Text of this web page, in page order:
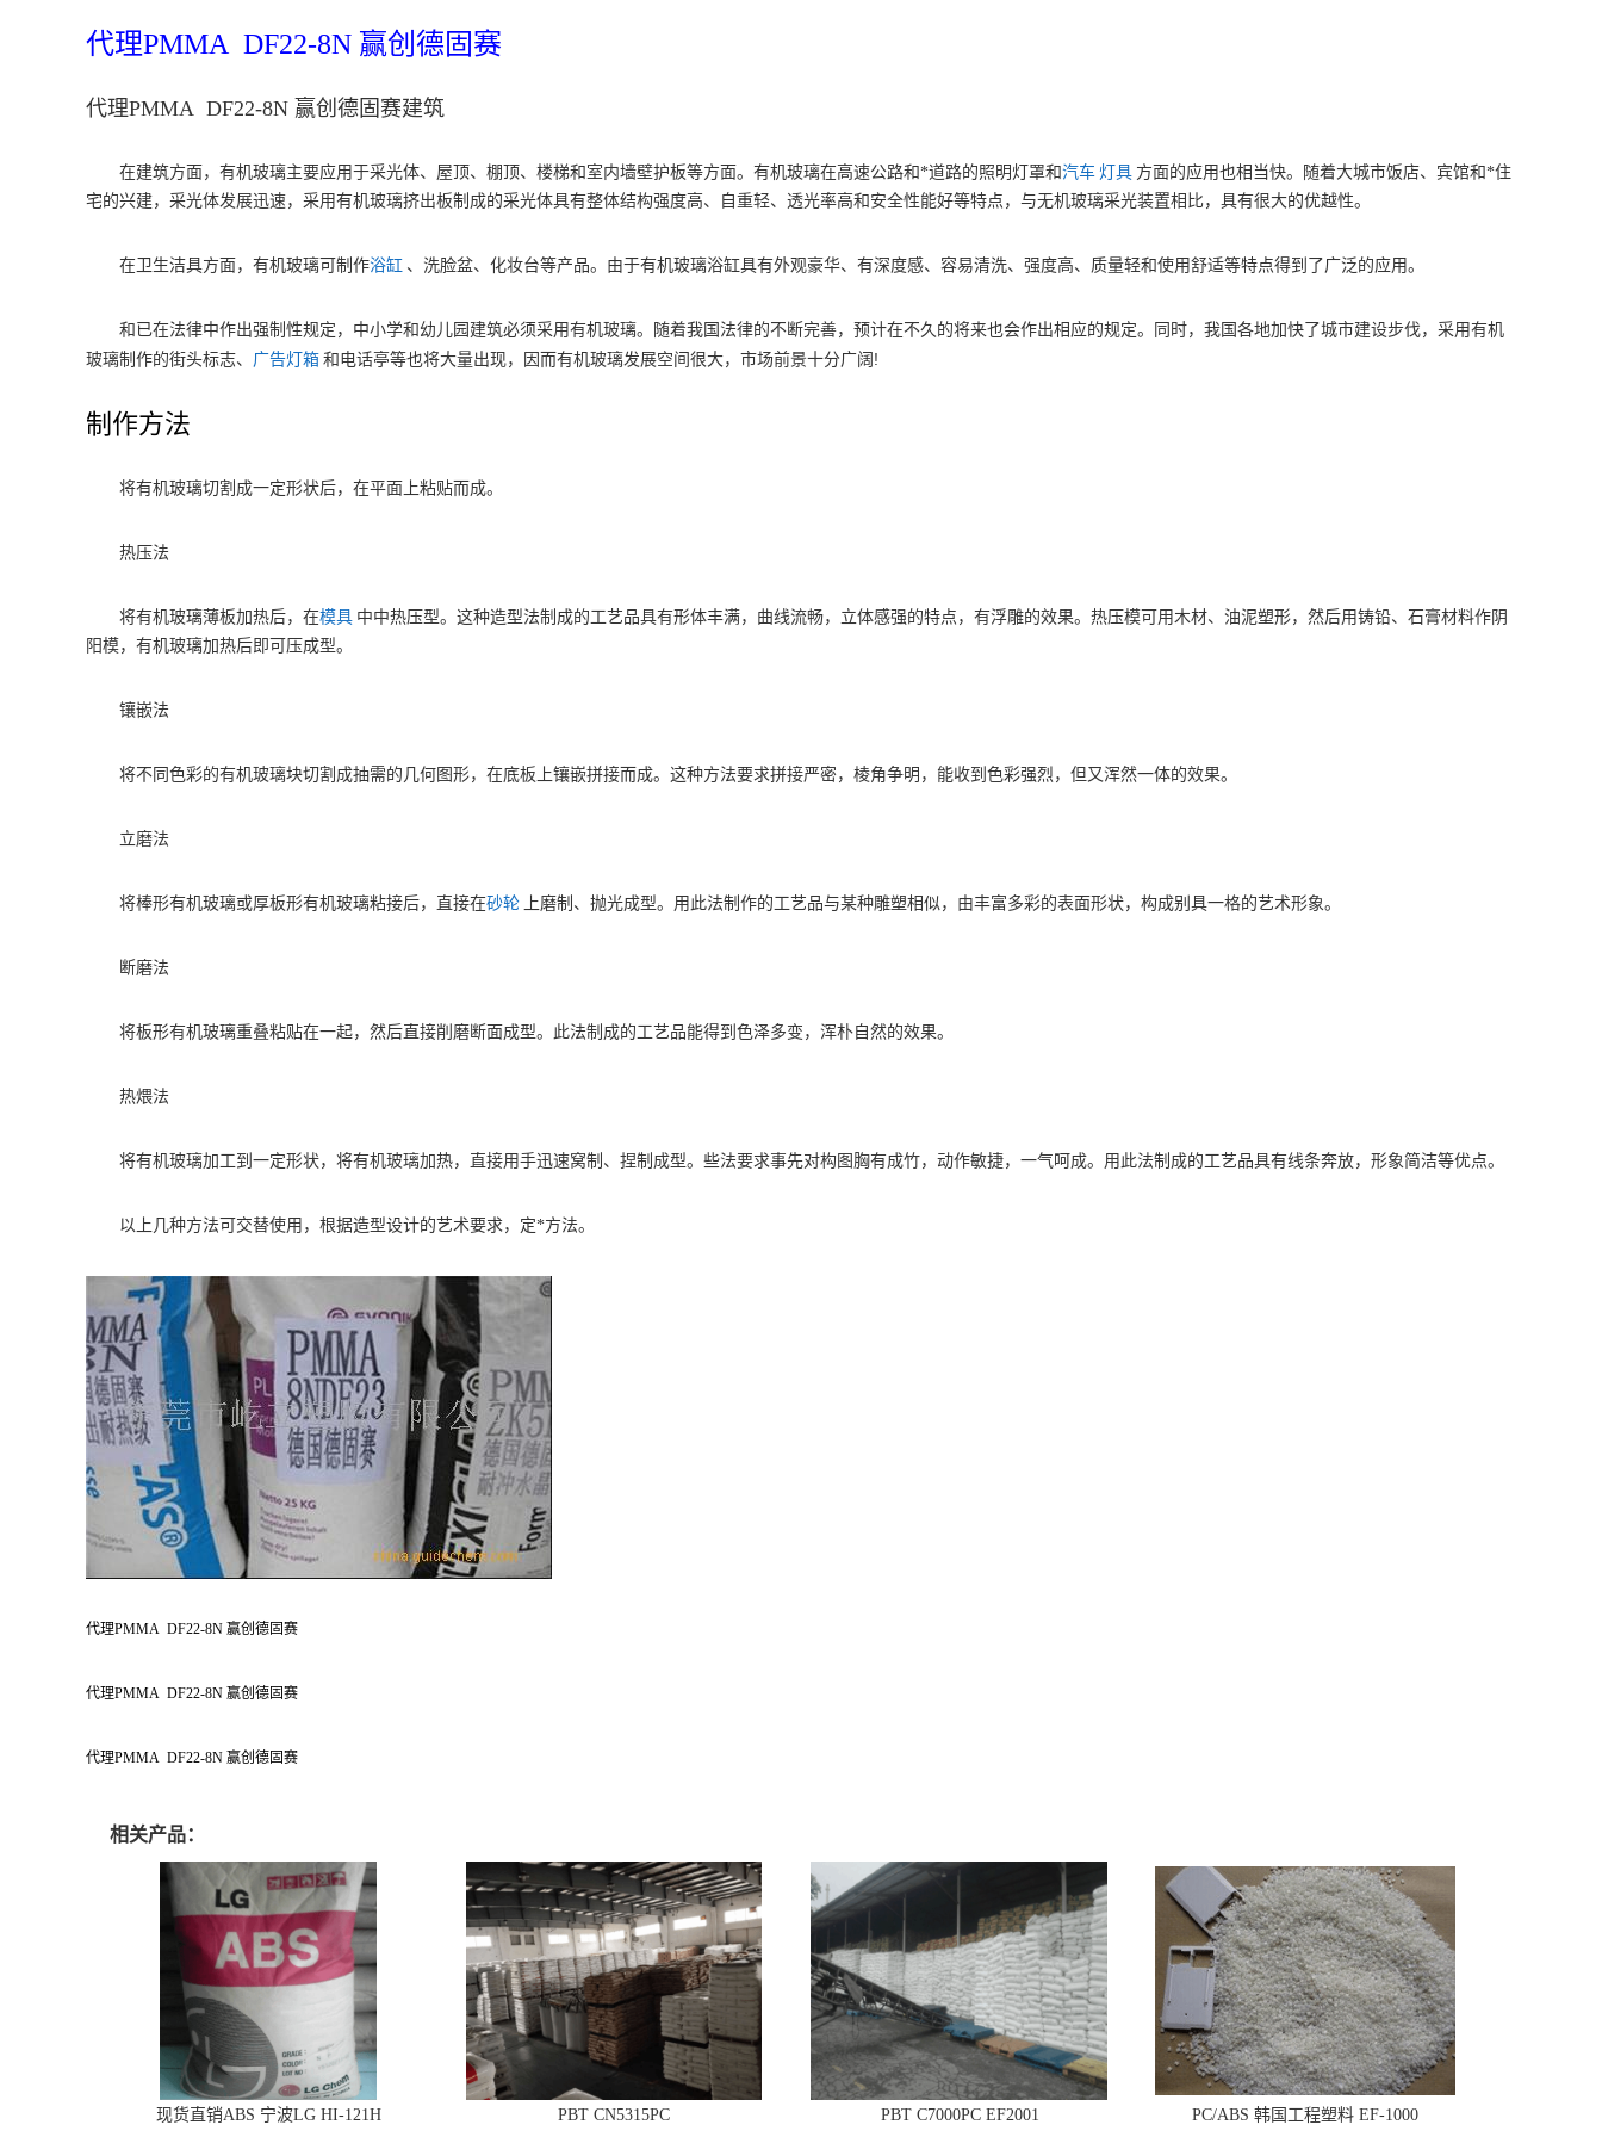
代理PMMA DF22-8N 赢创德固赛
代理PMMA DF22-8N 赢创德固赛建筑
在建筑方面，有机玻璃主要应用于采光体、屋顶、棚顶、楼梯和室内墙壁护板等方面。有机玻璃在高速公路和*道路的照明灯罩和汽车 灯具 方面的应用也相当快。随着大城市饭店、宾馆和*住
宅的兴建，采光体发展迅速，采用有机玻璃挤出板制成的采光体具有整体结构强度高、自重轻、透光率高和安全性能好等特点，与无机玻璃采光装置相比，具有很大的优越性。
在卫生洁具方面，有机玻璃可制作浴缸 、洗脸盆、化妆台等产品。由于有机玻璃浴缸具有外观豪华、有深度感、容易清洗、强度高、质量轻和使用舒适等特点得到了广泛的应用。
和已在法律中作出强制性规定，中小学和幼儿园建筑必须采用有机玻璃。随着我国法律的不断完善，预计在不久的将来也会作出相应的规定。同时，我国各地加快了城市建设步伐，采用有机
玻璃制作的街头标志、 广告灯箱 和电话亭等也将大量出现，因而有机玻璃发展空间很大，市场前景十分广阔 !
制作方法
将有机玻璃切割成一定形状后，在平面上粘贴而成。
热压法
将有机玻璃薄板加热后，在模具 中中热压型。这种造型法制成的工艺品具有形体丰满，曲线流畅，立体感强的特点，有浮雕的效果。热压模可用木材、油泥塑形，然后用铸铅、石膏材料作阴
阳模，有机玻璃加热后即可压成型。
镶嵌法
将不同色彩的有机玻璃块切割成抽需的几何图形，在底板上镶嵌拼接而成。这种方法要求拼接严密，棱角争明，能收到色彩强烈，但又浑然一体的效果。
立磨法
将棒形有机玻璃或厚板形有机玻璃粘接后，直接在砂轮 上磨制、抛光成型。用此法制作的工艺品与某种雕塑相似，由丰富多彩的表面形状，构成别具一格的艺术形象。
断磨法
将板形有机玻璃重叠粘贴在一起，然后直接削磨断面成型。此法制成的工艺品能得到色泽多变，浑朴自然的效果。
热煨法
将有机玻璃加工到一定形状，将有机玻璃加热，直接用手迅速窝制、捏制成型。些法要求事先对构图胸有成竹，动作敏捷，一气呵成。用此法制成的工艺品具有线条奔放，形象简洁等优点。
以上几种方法可交替使用，根据造型设计的艺术要求，定*方法。
代理PMMA DF22-8N 赢创德固赛
代理PMMA DF22-8N 赢创德固赛
代理PMMA DF22-8N 赢创德固赛
相关产品：
现货直销ABS 宁波LG HI-121H PBT CN5315PC PBT C7000PC EF2001 PC/ABS 韩国工程塑料 EF-1000